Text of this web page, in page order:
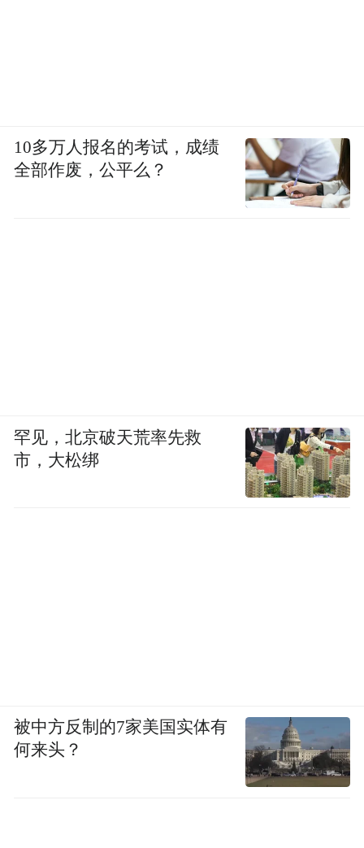
10多万人报名的考试，成绩
全部作废，公平么？
罕见，北京破天荒率先救
市，大松绑
被中方反制的7家美国实体有
何来头？